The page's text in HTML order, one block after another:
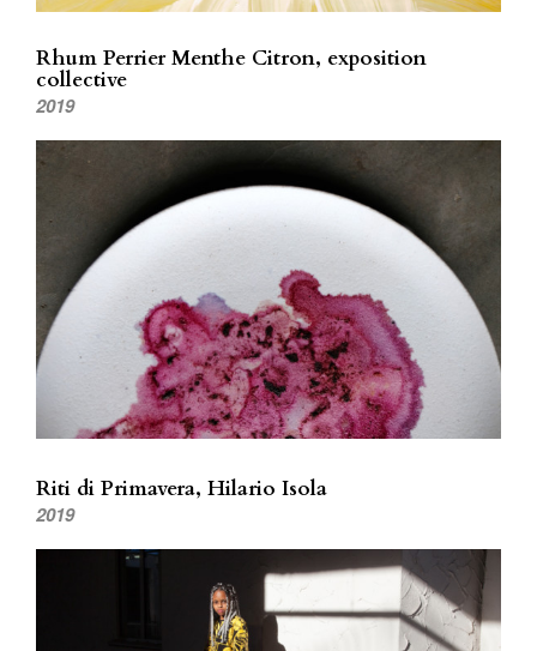
Rhum Perrier Menthe Citron, exposition
collective
2019
Riti di Primavera, Hilario Isola
2019